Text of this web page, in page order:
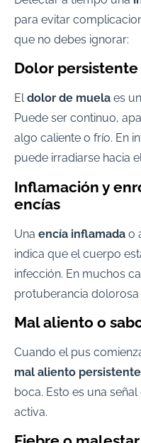
para evitar
que no debes ignorar:
Dolor
Eldolor de muela es
Puede ser continuo,
algo caliente o frío. En
puede irradiarse hacia
Inflamación y
encías
Una encía inflamada o
indica que el cuerpo
infección. En muchos
protuberancia dolorosa
Mal aliento o
Cuando el pus
mal aliento persistente
boca. Esto es una
activa.